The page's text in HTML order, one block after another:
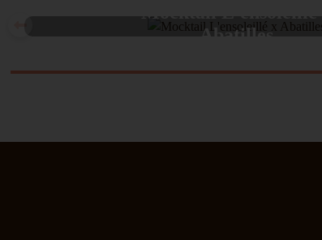
Mocktail L'ensoleillé x
Abatilles